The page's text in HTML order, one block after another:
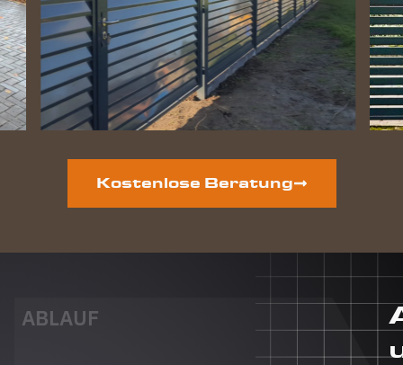
Hunde
lieben
gewonnene
Freiheit.
Auf der
vorderen
ist auch
noch ein
Dieser
Auftrag
auch an
Kostenlose Beratung
ABLAUF